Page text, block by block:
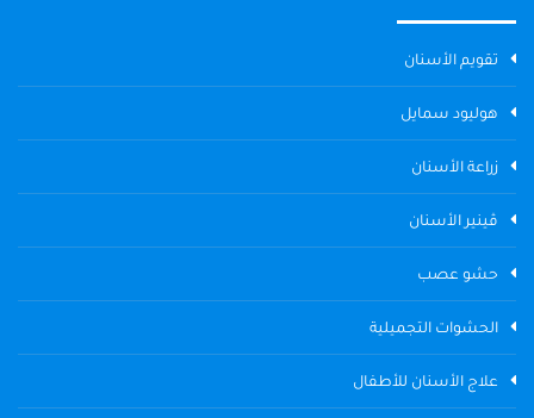
تقويم الأسنان
هوليود سمايل
زراعة الأسنان
ڤينير الأسنان
حشو عصب
الحشوات التجميلية
علاج الأسنان للأطفال